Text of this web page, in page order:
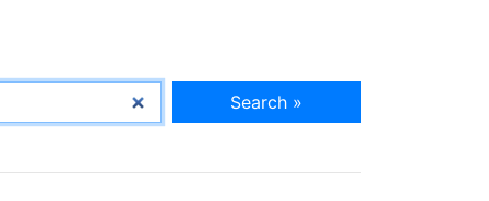
Search »